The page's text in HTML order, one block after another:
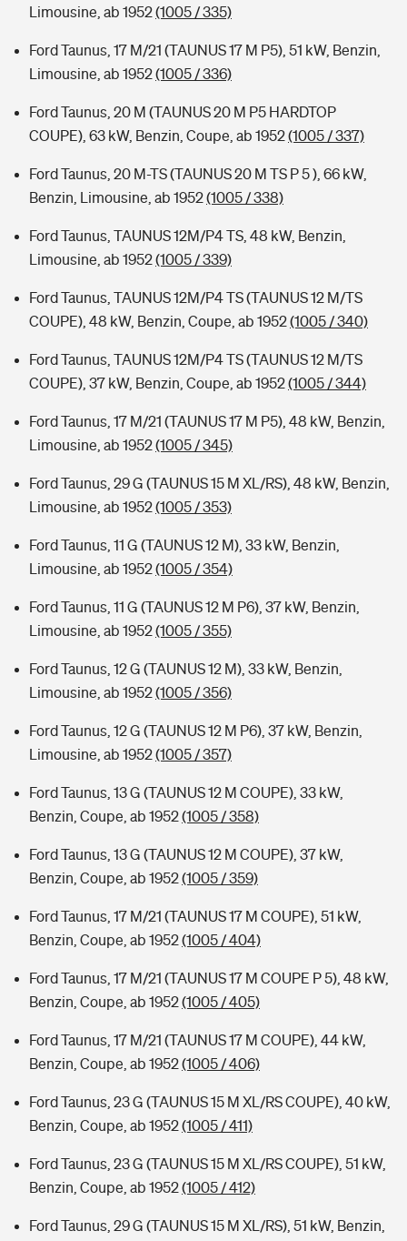
Limousine, ab 1952(1005 / 335)
Ford Taunus, 17 M/21 (TAUNUS 17 M P5), 51 kW, Benzin,
Limousine, ab 1952(1005 / 336)
Ford Taunus, 20 M (TAUNUS 20 M P5 HARDTOP
COUPE), 63 kW, Benzin, Coupe, ab 1952(1005 / 337)
Ford Taunus, 20 M-TS (TAUNUS 20 M TS P 5 ), 66 kW,
Benzin, Limousine, ab 1952(1005 / 338)
Ford Taunus, TAUNUS 12M/P4 TS, 48 kW, Benzin,
Limousine, ab 1952(1005 / 339)
Ford Taunus, TAUNUS 12M/P4 TS (TAUNUS 12 M/TS
COUPE), 48 kW, Benzin, Coupe, ab 1952(1005 / 340)
Ford Taunus, TAUNUS 12M/P4 TS (TAUNUS 12 M/TS
COUPE), 37 kW, Benzin, Coupe, ab 1952(1005 / 344)
Ford Taunus, 17 M/21 (TAUNUS 17 M P5), 48 kW, Benzin,
Limousine, ab 1952(1005 / 345)
Ford Taunus, 29 G (TAUNUS 15 M XL/RS), 48 kW, Benzin,
Limousine, ab 1952(1005 / 353)
Ford Taunus, 11 G (TAUNUS 12 M), 33 kW, Benzin,
Limousine, ab 1952(1005 / 354)
Ford Taunus, 11 G (TAUNUS 12 M P6), 37 kW, Benzin,
Limousine, ab 1952(1005 / 355)
Ford Taunus, 12 G (TAUNUS 12 M), 33 kW, Benzin,
Limousine, ab 1952(1005 / 356)
Ford Taunus, 12 G (TAUNUS 12 M P6), 37 kW, Benzin,
Limousine, ab 1952(1005 / 357)
Ford Taunus, 13 G (TAUNUS 12 M COUPE), 33 kW,
Benzin, Coupe, ab 1952(1005 / 358)
Ford Taunus, 13 G (TAUNUS 12 M COUPE), 37 kW,
Benzin, Coupe, ab 1952(1005 / 359)
Ford Taunus, 17 M/21 (TAUNUS 17 M COUPE), 51 kW,
Benzin, Coupe, ab 1952(1005 / 404)
Ford Taunus, 17 M/21 (TAUNUS 17 M COUPE P 5), 48 kW,
Benzin, Coupe, ab 1952(1005 / 405)
Ford Taunus, 17 M/21 (TAUNUS 17 M COUPE), 44 kW,
Benzin, Coupe, ab 1952(1005 / 406)
Ford Taunus, 23 G (TAUNUS 15 M XL/RS COUPE), 40 kW,
Benzin, Coupe, ab 1952(1005 / 411)
Ford Taunus, 23 G (TAUNUS 15 M XL/RS COUPE), 51 kW,
Benzin, Coupe, ab 1952(1005 / 412)
Ford Taunus, 29 G (TAUNUS 15 M XL/RS), 51 kW, Benzin,